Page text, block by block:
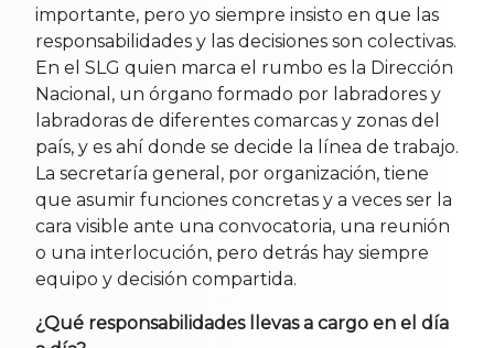
importante, pero yo siempre insisto en que las
responsabilidades y las decisiones son colectivas.
En el SLG quien marca el rumbo es la Dirección
Nacional, un órgano formado por labradores y
labradoras de diferentes comarcas y zonas del
país, y es ahí donde se decide la línea de trabajo.
La secretaría general, por organización, tiene
que asumir funciones concretas y a veces ser la
cara visible ante una convocatoria, una reunión
o una interlocución, pero detrás hay siempre
equipo y decisión compartida.
¿Qué responsabilidades llevas a cargo en el día